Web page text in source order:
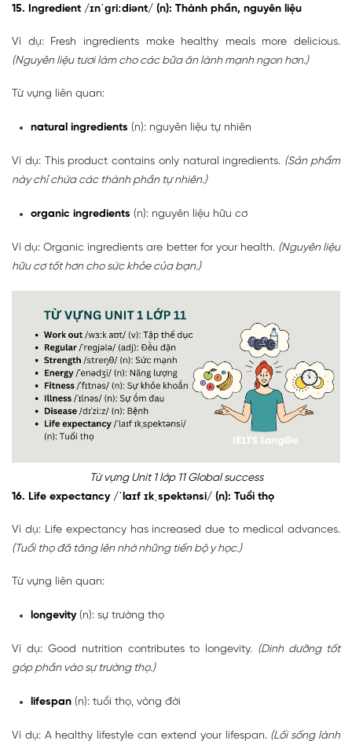
15. Ingredient /ɪnˈɡriːdiənt/ (n): Thành phần, nguyên liệu
Ví dụ: Fresh ingredients make healthy meals more delicious.
(Nguyên liệu tươi làm cho các bữa ăn lành mạnh ngon hơn.)
Từ vựng liên quan:
natural ingredients (n): nguyên liệu tự nhiên
Ví dụ: This product contains only natural ingredients. (Sản phẩm
này chỉ chứa các thành phần tự nhiên.)
organic ingredients (n): nguyên liệu hữu cơ
Ví dụ: Organic ingredients are better for your health. (Nguyên liệu
hữu cơ tốt hơn cho sức khỏe của bạn.)
Từ vựng Unit 1 lớp 11 Global success
16. Life expectancy /ˈlaɪf ɪkˌspektənsi/ (n): Tuổi thọ
Ví dụ: Life expectancy has increased due to medical advances.
(Tuổi thọ đã tăng lên nhờ những tiến bộ y học.)
Từ vựng liên quan:
longevity(n): sự trường thọ
Ví dụ: Good nutrition contributes to longevity. (Dinh dưỡng tốt
góp phần vào sự trường thọ.)
lifespan (n): tuổi thọ, vòng đời
Ví dụ: A healthy lifestyle can extend your lifespan. (Lối sống lành